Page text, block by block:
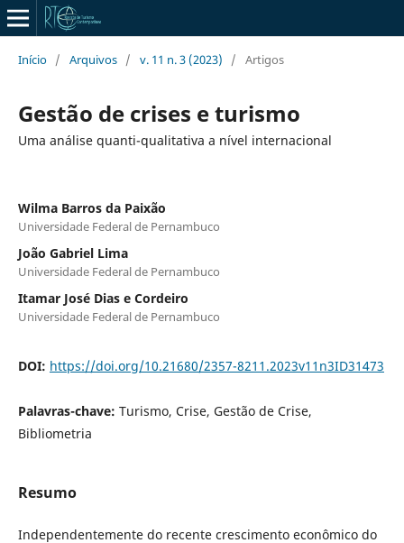
Início / Arquivos / v. 11 n. 3 (2023) / Artigos
Gestão de crises e turismo
Uma análise quanti-qualitativa a nível internacional
Wilma Barros da Paixão
Universidade Federal de Pernambuco
João Gabriel Lima
Universidade Federal de Pernambuco
Itamar José Dias e Cordeiro
Universidade Federal de Pernambuco
DOI: https://doi.org/10.21680/2357-8211.2023v11n3ID31473
Palavras-chave: Turismo, Crise, Gestão de Crise,
Bibliometria
Resumo
Independentemente do recente crescimento econômico do